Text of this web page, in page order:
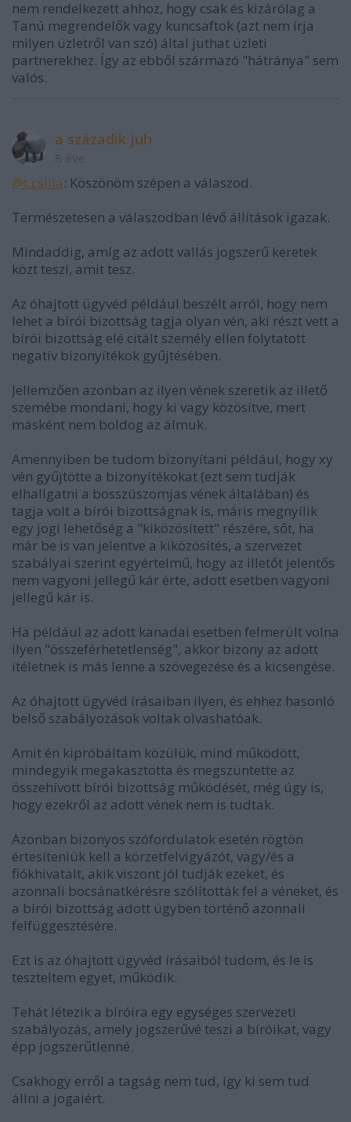
nem rendelkezett ahhoz, hogy csak és kizárólag a
Tanú megrendelők vagy kuncsaftok (azt nem írja
milyen üzletről van szó) által juthat üzleti
partnerekhez. Így az ebből származó "hátránya" sem
valós.
a századik juh
@t.csilla: Köszönöm szépen a válaszod.
Természetesen a válaszodban lévő állítások igazak.
Mindaddig, amíg az adott vallás jogszerű keretek
közt teszi, amit tesz.
Az óhajtott ügyvéd például beszélt arról, hogy nem
lehet a bírói bizottság tagja olyan vén, aki részt vett a
bírói bizottság elé citált személy ellen folytatott
negatív bizonyítékok gyűjtésében.
Jellemzően azonban az ilyen vének szeretik az illető
szemébe mondani, hogy ki vagy közösítve, mert
másként nem boldog az álmuk.
Amennyiben be tudom bizonyítani például, hogy xy
vén gyűjtötte a bizonyítékokat (ezt sem tudják
elhallgatni a bosszúszomjas vének általában) és
tagja volt a bírói bizottságnak is, máris megnyílik
egy jogi lehetőség a "kiközösített" részére, sőt, ha
már be is van jelentve a kiközösítés, a szervezet
szabályai szerint egyértelmű, hogy az illetőt jelentős
nem vagyoni jellegű kár érte, adott esetben vagyoni
jellegű kár is.
Ha például az adott kanadai esetben felmerült volna
ilyen "összeférhetetlenség", akkor bizony az adott
ítéletnek is más lenne a szövegezése és a kicsengése.
Az óhajtott ügyvéd írásaiban ilyen, és ehhez hasonló
belső szabályozások voltak olvashatóak.
Amit én kipróbáltam közülük, mind működött,
mindegyik megakasztotta és megszüntette az
összehívott bírói bizottság működését, még úgy is,
hogy ezekről az adott vének nem is tudtak.
Azonban bizonyos szófordulatok esetén rögtön
értesíteniük kell a körzetfelvigyázót, vagy/és a
fiókhivatalt, akik viszont jól tudják ezeket, és
azonnali bocsánatkérésre szólították fel a véneket, és
a bírói bizottság adott ügyben történő azonnali
felfüggesztésére.
Ezt is az óhajtott ügyvéd írásaiból tudom, és le is
teszteltem egyet, működik.
Tehát létezik a bíróira egy egységes szervezeti
szabályozás, amely jogszerűvé teszi a bíróikat, vagy
épp jogszerűtlenné.
Csakhogy erről a tagság nem tud, így ki sem tud
állni a jogaiért.